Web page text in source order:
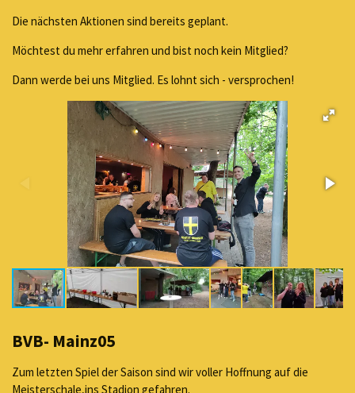
Die nächsten Aktionen sind bereits geplant.
Möchtest du mehr erfahren und bist noch kein Mitglied?
Dann werde bei uns Mitglied. Es lohnt sich - versprochen!
BVB- Mainz05
Zum letzten Spiel der Saison sind wir voller Hoffnung auf die
Meisterschale,ins Stadion gefahren.